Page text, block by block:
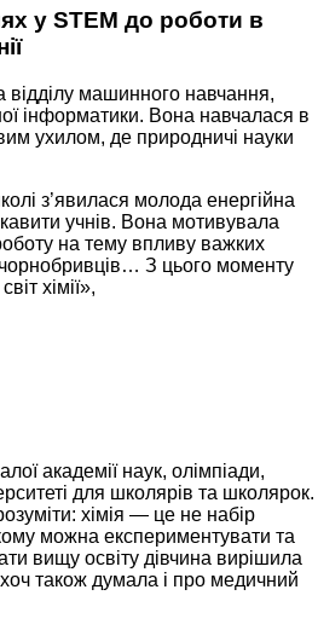
у STEM до роботи в
машинного навчання,
інформатики. Вона навчалася в
ухилом, де природничі науки
з’явилася молода енергійна
учнів. Вона мотивувала
на тему впливу важких
З цього моменту
хімії»,
академії наук, олімпіади,
для школярів та школярок.
хімія — це не набір
можна експериментувати та
вищу освіту дівчина вирішила
хоч також думала і про медичний